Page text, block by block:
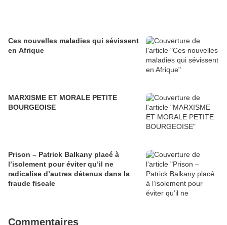
Ces nouvelles maladies qui sévissent
en Afrique
MARXISME ET MORALE PETITE
BOURGEOISE
Prison – Patrick Balkany placé à
l’isolement pour éviter qu’il ne
radicalise d’autres détenus dans la
fraude fiscale
Commentaires